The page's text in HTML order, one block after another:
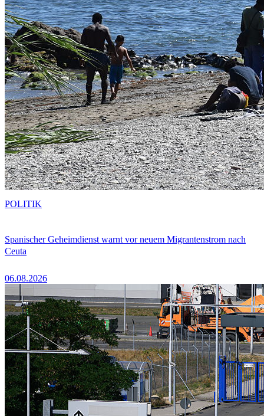
Spanischer Geheimdienst warnt vor neuem Migrantenstrom nach
Ceuta
06.08.2026
POLITIK